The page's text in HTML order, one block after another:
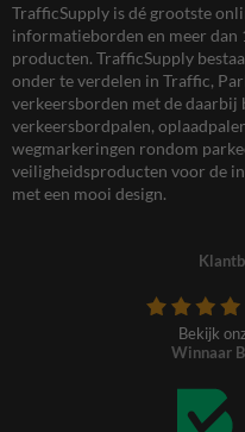
TrafficSupply is dé grootste
informatieborden en meer dan
producten. TrafficSupply
onder te verdelen in Traffic,
verkeersborden met de daarbij
verkeersbordpalen,
wegmarkeringen rondom
veiligheidsproducten voor de
met een mooi design.
Bekijk
Winnaar